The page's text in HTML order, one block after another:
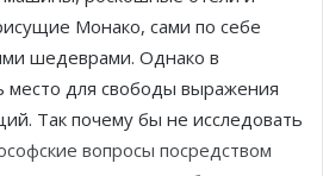
Монако, сами по себе
шедеврами. Однако в
место для свободы выражения
Так почему бы не исследовать
вопросы посредством